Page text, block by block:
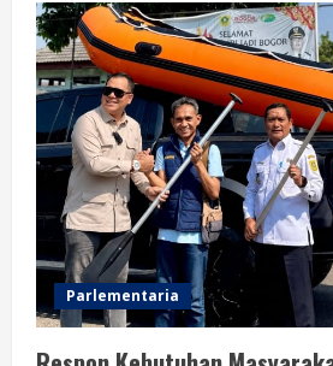
di
Parungpanjang,
Sastra
Winara:
Reses
Merupakan
Salah
Satu
Tugas
Konstitusional
Anggota
DPRD
Parlementaria